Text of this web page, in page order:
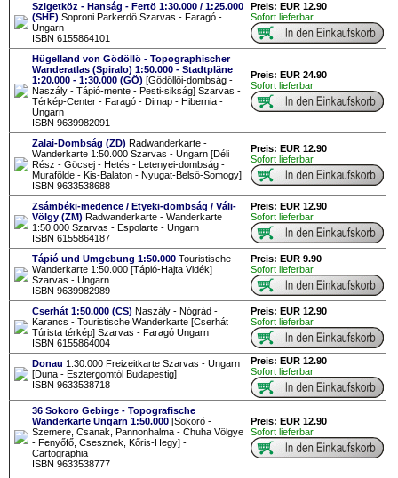
Szigetköz - Hanság - Fertö 1:30.000 / 1:25.000
(SHF) Soproni Parkerdö Szarvas - Faragó -
Ungarn
ISBN 6155864101
Preis: EUR 12.90
Sofort lieferbar
Hügelland von Gödöllö - Topographischer
Wanderatlas (Spiralo) 1:50.000 - Stadtpläne
1:20.000 - 1:30.000 (GÖ) [Gödöllői-dombság -
Naszály - Tápió-mente - Pesti-sikság] Szarvas -
Térkép-Center - Faragó - Dimap - Hibernia -
Ungarn
ISBN 9639982091
Preis: EUR 24.90
Sofort lieferbar
Zalai-Dombság (ZD) Radwanderkarte -
Wanderkarte 1:50.000 Szarvas - Ungarn [Déli
Rész - Göcsej - Hetés - Letenyei-dombság -
Murafölde - Kis-Balaton - Nyugat-Belső-Somogy]
ISBN 9633538688
Preis: EUR 12.90
Sofort lieferbar
Zsámbéki-medence / Etyeki-dombság / Váli-
Völgy (ZM) Radwanderkarte - Wanderkarte
1:50.000 Szarvas - Espolarte - Ungarn
ISBN 6155864187
Preis: EUR 12.90
Sofort lieferbar
Tápió und Umgebung 1:50.000 Touristische
Wanderkarte 1:50.000 [Tápió-Hajta Vidék]
Szarvas - Ungarn
ISBN 9639982989
Preis: EUR 9.90
Sofort lieferbar
Cserhát 1:50.000 (CS) Naszály - Nógrád -
Karancs - Touristische Wanderkarte [Cserhát
Túrista térkép] Szarvas - Faragó Ungarn
ISBN 6155864004
Preis: EUR 12.90
Sofort lieferbar
Donau 1:30.000 Freizeitkarte Szarvas - Ungarn
[Duna - Esztergomtól Budapestig]
ISBN 9633538718
Preis: EUR 12.90
Sofort lieferbar
36 Sokoro Gebirge - Topografische
Wanderkarte Ungarn 1:50.000 [Sokoró -
Szemere, Csanak, Pannonhalma - Chuha Völgye
- Fenyőfő, Csesznek, Kőris-Hegy] -
Cartographia
ISBN 9633538777
Preis: EUR 12.90
Sofort lieferbar